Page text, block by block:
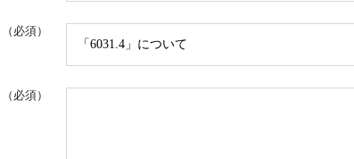
（必須）
（必須）